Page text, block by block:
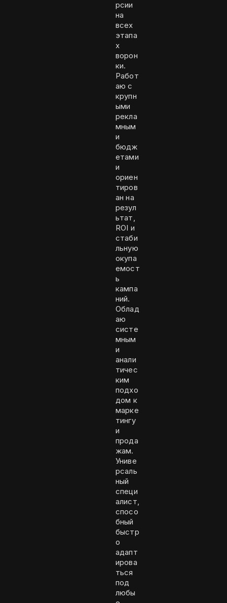
рсии
на
всех
этапа
х
ворон
ки.
Работ
аю с
крупн
ыми
рекла
мным
и
бюдж
етами
и
ориен
тиров
ан на
резул
ьтат,
ROI и
стаби
льную
окупа
емост
ь
кампа
ний.
Облад
аю
систе
мным
и
анали
тичес
ким
подхо
дом к
марке
тингу
и
прода
жам.
Униве
рсаль
ный
специ
алист,
спосо
бный
быстр
о
адапт
ирова
ться
под
любы